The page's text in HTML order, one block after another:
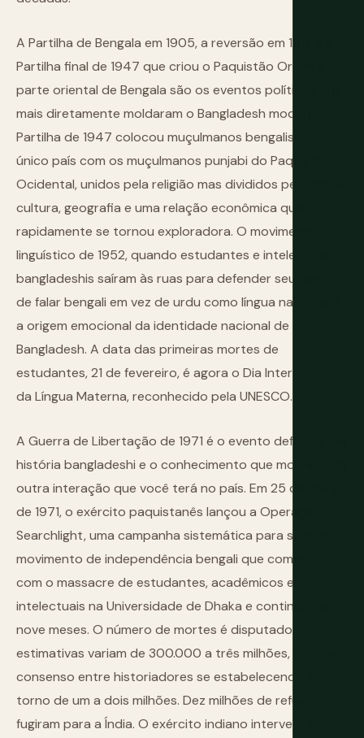
A Partilha de Bengala em 1905, a reversão em 1911, e a
Partilha final de 1947 que criou o Paquistão Oriental da
parte oriental de Bengala são os eventos políticos que
mais diretamente moldaram o Bangladesh moderno. A
Partilha de 1947 colocou muçulmanos bengalis em um
único país com os muçulmanos punjabi do Paquistão
Ocidental, unidos pela religião mas divididos pela língua,
cultura, geografia e uma relação econômica que
rapidamente se tornou exploradora. O movimento
linguístico de 1952, quando estudantes e intelectuais
bangladeshis saíram às ruas para defender seu direito
de falar bengali em vez de urdu como língua nacional, é
a origem emocional da identidade nacional de
Bangladesh. A data das primeiras mortes de
estudantes, 21 de fevereiro, é agora o Dia Internacional
da Língua Materna, reconhecido pela UNESCO.
A Guerra de Libertação de 1971 é o evento definidor da
história bangladeshi e o conhecimento que molda cada
outra interação que você terá no país. Em 25 de março
de 1971, o exército paquistanês lançou a Operação
Searchlight, uma campanha sistemática para suprimir o
movimento de independência bengali que começou
com o massacre de estudantes, acadêmicos e
intelectuais na Universidade de Dhaka e continuou por
nove meses. O número de mortes é disputado:
estimativas variam de 300.000 a três milhões, com um
consenso entre historiadores se estabelecendo em
torno de um a dois milhões. Dez milhões de refugiados
fugiram para a Índia. O exército indiano interveio em